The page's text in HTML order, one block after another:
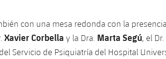
con una mesa redonda con la
Xavier Corbella y la Dra. Marta Segú, el Dr.
Servicio de Psiquiatría del Hospital